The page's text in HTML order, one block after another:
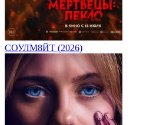
СОУЛМ8ЙТ (2026)